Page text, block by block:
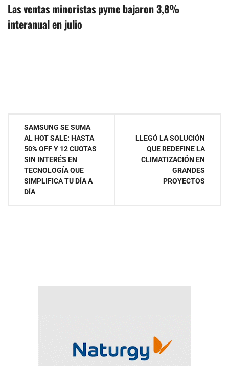
Las ventas minoristas pyme bajaron 3,8%
interanual en julio
Navegación
entradas
SAMSUNG SE SUMA
AL HOT SALE: HASTA
50% OFF Y 12 CUOTAS
SIN INTERÉS EN
TECNOLOGÍA QUE
SIMPLIFICA TU DÍA A
DÍA
LLEGÓ LA SOLUCIÓN
QUE REDEFINE LA
CLIMATIZACIÓN EN
GRANDES
PROYECTOS